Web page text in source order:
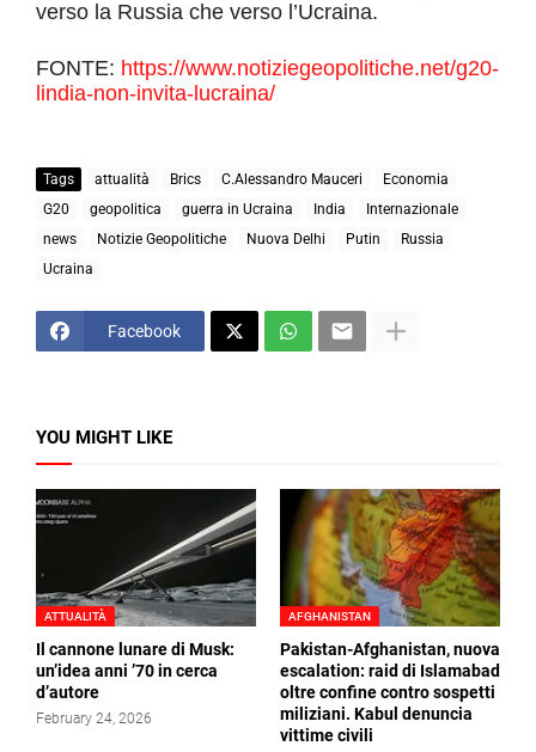
verso la Russia che verso l’Ucraina.
FONTE: https://www.notiziegeopolitiche.net/g20-
lindia-non-invita-lucraina/
Tags attualità Brics C.Alessandro Mauceri
Economia
G20
geopolitica guerra in Ucraina India
Internazionale
news
Notizie Geopolitiche Nuova Delhi Putin
Russia
Ucraina
Facebook
YOU MIGHT LIKE
ATTUALITÀ
Il cannone lunare di Musk:
un’idea anni ’70 in cerca
d’autore
February 24, 2026
AFGHANISTAN
Pakistan-Afghanistan, nuova
escalation: raid di Islamabad
oltre confine contro sospetti
miliziani. Kabul denuncia
vittime civili